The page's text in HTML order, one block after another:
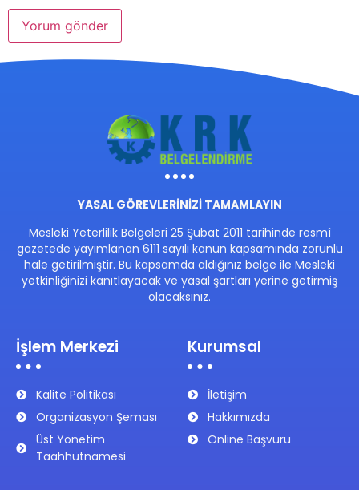
YASAL GÖREVLERİNİZİ TAMAMLAYIN
Mesleki Yeterlilik Belgeleri 25 Şubat 2011 tarihinde resmî
gazetede yayımlanan 6111 sayılı kanun kapsamında zorunlu
hale getirilmiştir. Bu kapsamda aldığınız belge ile Mesleki
yetkinliğinizi kanıtlayacak ve yasal şartları yerine getirmiş
olacaksınız.
İşlem Merkezi
Kalite Politikası
Organizasyon Şeması
Üst Yönetim
Taahhütnamesi
Kurumsal
İletişim
Hakkımızda
Online Başvuru